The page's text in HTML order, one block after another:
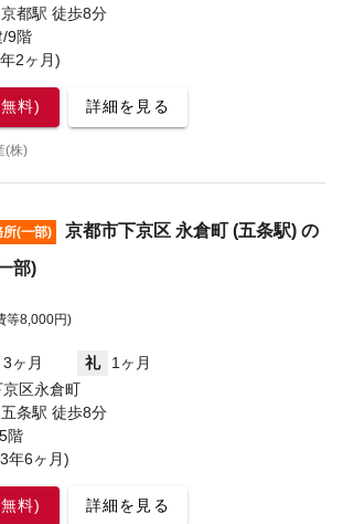
都駅 徒歩8分
/9階
2ヶ月)
料) 詳細を見る
(株)
所(一部)
京都市下京区 永倉町 (五条駅) の
部)
等8,000円)
3ヶ月 礼
1ヶ月
区永倉町
条駅 徒歩8分
階
年6ヶ月)
料) 詳細を見る